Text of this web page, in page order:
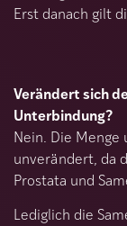
Erst danach gilt
Verändert sich
Unterbindung?
Nein. Die Menge
unverändert, da
Prostata und
Lediglich die